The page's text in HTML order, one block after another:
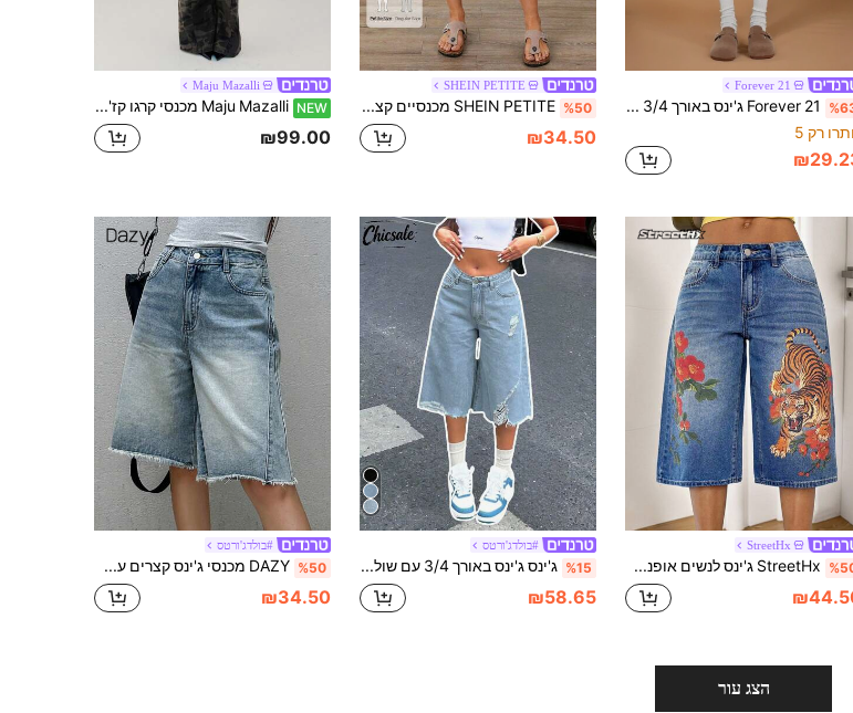
Forever 21
Forever 21 ג'ינס באורך 3/4 עם כיס רופף לנשים
רק 5
SHEIN PETITE
%50 SHEIN PETITE מכנסיים קצרים מגניב בג'ינס באורך ברך לנשים, נשים קטות
₪34.50
Maju Mazalli
NEW Maju Mazalli מכנסי קרגו קז'ואל לנשים עם לולאות לחגורה, רופפים ורב-תכליתיים
₪99.00
StreetHx
StreetHx ג'ינס לנשים אופנת אביב/קיץ עם הדפס פרחוני ונמר
#בולדג'ורטס
%15 ג'ינס ג'ינס באורך 3/4 עם שוליים אסימטריים לנשים, קז'ואל קיץ
₪58.65
#בולדג'ורטס
%50 DAZY מכנסי ג'ינס קצרים עם כיסים ומכפלת שרופה לנשים
₪34.50
הצג עור